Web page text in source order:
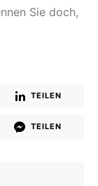
Sie doch,
TEILEN
TEILEN